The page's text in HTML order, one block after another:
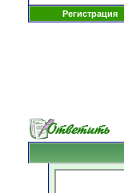
Регистрация